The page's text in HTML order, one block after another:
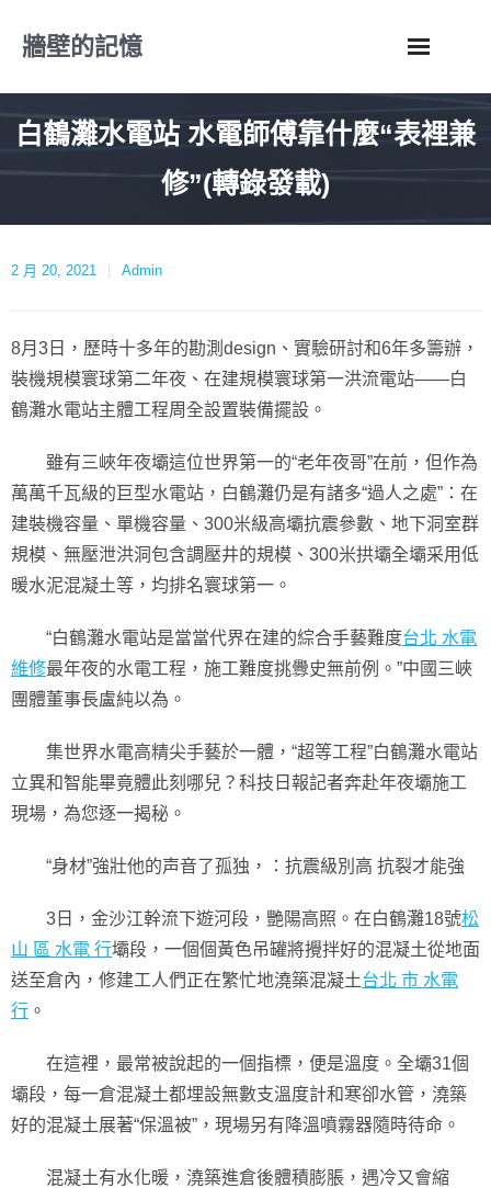
牆壁的記憶
白鶴灘水電站 水電師傅靠什麼“表裡兼
修”(轉錄發載)
2 月 20, 2021 Admin
8月3日，歷時十多年的勘測design、實驗研討和6年多籌辦，
裝機規模寰球第二年夜、在建規模寰球第一洪流電站——白
鶴灘水電站主體工程周全設置裝備擺設。
雖有三峽年夜壩這位世界第一的“老年夜哥”在前，但作為
萬萬千瓦級的巨型水電站，白鶴灘仍是有諸多“過人之處”：在
建裝機容量、單機容量、300米級高壩抗震參數、地下洞室群
規模、無壓泄洪洞包含調壓井的規模、300米拱壩全壩采用低
暖水泥混凝土等，均排名寰球第一。
“白鶴灘水電站是當當代界在建的綜合手藝難度台北 水電
維修最年夜的水電工程，施工難度挑釁史無前例。”中國三峽
團體董事長盧純以為。
集世界水電高精尖手藝於一體，“超等工程”白鶴灘水電站
立異和智能畢竟體此刻哪兒？科技日報記者奔赴年夜壩施工
現場，為您逐一揭秘。
“身材”強壯他的声音了孤独，：抗震級別高 抗裂才能強
3日，金沙江幹流下遊河段，艷陽高照。在白鶴灘18號松
山 區 水電 行壩段，一個個黃色吊罐將攪拌好的混凝土從地面
送至倉內，修建工人們正在繁忙地澆築混凝土台北 市 水電
行 。
在這裡，最常被說起的一個指標，便是溫度。全壩31個
壩段，每一倉混凝土都埋設無數支溫度計和寒卻水管，澆築
好的混凝土展著“保溫被”，現場另有降溫噴霧器隨時待命。
混凝土有水化暖，澆築進倉後體積膨脹，遇冷又會縮